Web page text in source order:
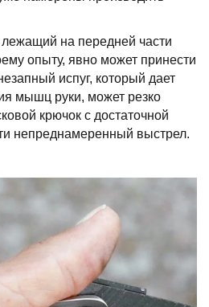
на передней части
опыту, явно может принести
испуг, который дает
мышц руки, может резко
крючок с достаточной
непреднамеренный выстрел.